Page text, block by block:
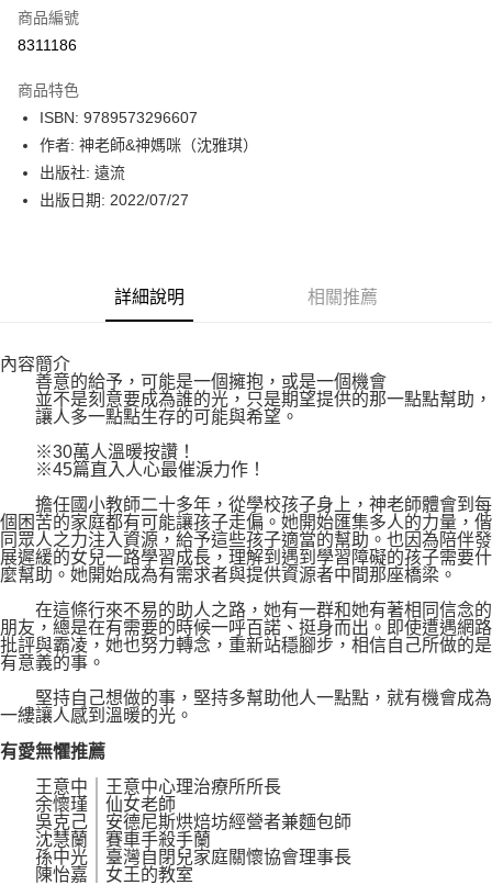
信用卡一次付款
LINE Pay
Apple Pay
街口支付
博客來商品配送方式
每筆NT$80，滿NT$1,000(含以上)免運費
商品編號
8311186
商品特色
ISBN: 9789573296607
作者: 神老師&神媽咪（沈雅琪）
出版社: 遠流
出版日期: 2022/07/27
詳細說明 相關推薦
內容簡介
善意的給予，可能是一個擁抱，或是一個機會
並不是刻意要成為誰的光，只是期望提供的那一點點幫助，
讓人多一點點生存的可能與希望。
※30萬人溫暖按讚！
※45篇直入人心最催淚力作！
擔任國小教師二十多年，從學校孩子身上，神老師體會到每
個困苦的家庭都有可能讓孩子走偏。她開始匯集多人的力量，偕
同眾人之力注入資源，給予這些孩子適當的幫助。也因為陪伴發
展遲緩的女兒一路學習成長，理解到遇到學習障礙的孩子需要什
麼幫助。她開始成為有需求者與提供資源者中間那座橋梁。
在這條行來不易的助人之路，她有一群和她有著相同信念的
朋友，總是在有需要的時候一呼百諾、挺身而出。即使遭遇網路
批評與霸凌，她也努力轉念，重新站穩腳步，相信自己所做的是
有意義的事。
堅持自己想做的事，堅持多幫助他人一點點，就有機會成為
一縷讓人感到溫暖的光。
有愛無懼推薦
王意中｜王意中心理治療所所長
余懷瑾｜仙女老師
吳克己｜安德尼斯烘焙坊經營者兼麵包師
沈慧蘭｜賽車手殺手蘭
孫中光｜臺灣自閉兒家庭關懷協會理事長
陳怡嘉｜女王的教室